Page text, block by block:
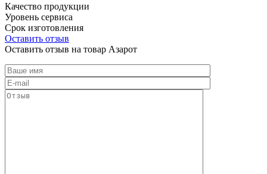
Качество продукции
Уровень сервиса
Срок изготовления
Оставить отзыв
Оставить отзыв на товар Азарот